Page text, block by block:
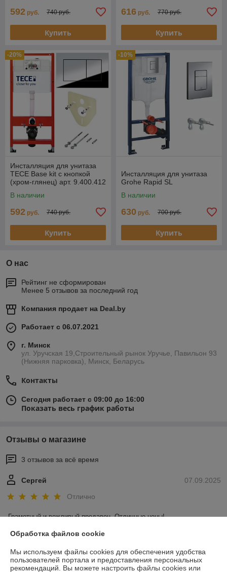
592 руб. 740 руб.
Купить
616 руб. 770 руб.
Купить
-20%
Инсталляция для унитаза
TECE Base kit с кнопкой
(хром-глянец) арт. 9.400.412
В наличии
592 руб. 740 руб.
Купить
-10%
Инсталляция для унитаза
Grohe Rapid SL
В наличии
630 руб. 700 руб.
Купить
О нас
Рейтинг не сформирован
Менее 5 отзывов за последний год
Компания продает на Deal.by
Работает с 06.07.2021
г. Минск
ул. Уручская 19,Строительный рынок Уручье, Павильон 93
(Нижняя парковка), Минск, Беларусь
Контакты
Сегодня работает с 09:00 до 16:00
Показать весь график работы
Отзывы о магазине
3 отзывов за всё время
07.09.2025
Сергей
Отлично
Грамотный и вежливый продавец. Отличные цены!
Отлично
Обработка файлов cookie
Мы используем файлы cookies для обеспечения удобства
пользователей портала и предоставления персональных
рекомендаций. Вы можете настроить файлы cookies или